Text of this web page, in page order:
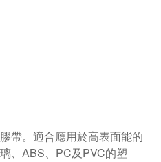
帶。適合應用於高表面能的
、ABS、PC及PVC的塑